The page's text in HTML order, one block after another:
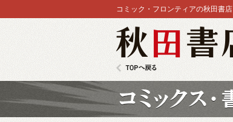
コミック・フロンティアの秋田書店